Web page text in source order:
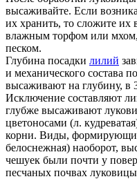
высаживайте. Если
их хранить, то сложите
влажным торфом или
песком.
Глубина посадки лилий
и механического состава
высаживают на глубину, в
Исключение составляют
глубже высаживают
цветоносами (л.
корни. Виды,
белоснежная) наоборот,
чешуек были почти у
песчаных почвах луковицы